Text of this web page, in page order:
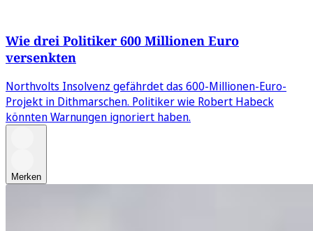
Wie drei Politiker 600 Millionen Euro
versenkten
Northvolts Insolvenz gefährdet das 600-Millionen-Euro-
Projekt in Dithmarschen. Politiker wie Robert Habeck
könnten Warnungen ignoriert haben.
Merken